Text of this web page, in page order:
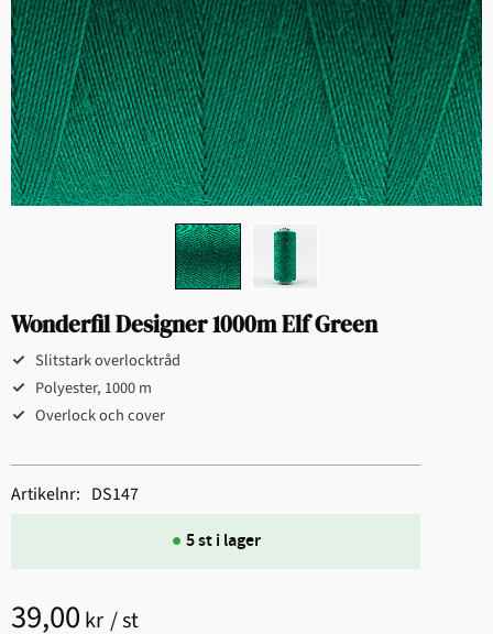
Wonderfil Designer 1000m Elf Green
Slitstark overlocktråd
Polyester, 1000 m
Overlock och cover
39,00 kr /st
5 st i lager
Artikelnr DS147